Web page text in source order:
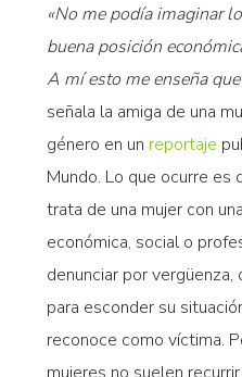
«No me podía imaginar
buena posición
A mí esto me enseña
señala la amiga de una
género en un reportaje
Mundo. Lo que ocurre es
trata de una mujer con
económica, social o
denunciar por
para esconder su
reconoce como víctima.